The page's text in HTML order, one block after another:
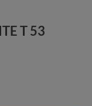
T 53